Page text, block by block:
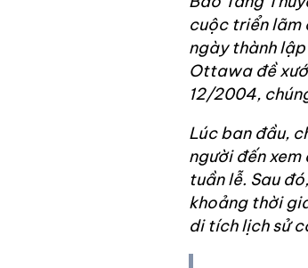
cuộc triển lãm
ngày thành
Ottawa đề
12/2004,
Lúc ban đầu,
người đến
tuần lễ. Sau
khoảng thời
di tích lịch sử